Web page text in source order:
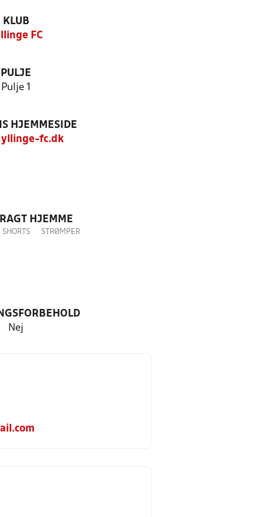
KLUB
FC
PULJE
Pulje 1
HJEMMESIDE
fc.dk
HJEMME
SHORTS STRØMPER
Nej